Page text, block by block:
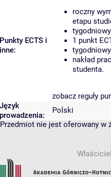
Punkty ECTS i
inne:
roczny
etapu
1 punkt
nakład
studenta.
zobacz reguły
Język
prowadzenia:
Polski
Przedmiot nie jest oferowany w